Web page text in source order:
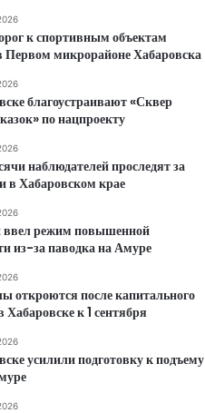
к спортивным объектам
Первом микрорайоне Хабаровска
благоустраивают «Сквер
по нацпроекту
наблюдателей проследят за
в Хабаровском крае
режим повышенной
из-за паводка на Амуре
откроются после капитального
Хабаровске к 1 сентября
усилили подготовку к подъему